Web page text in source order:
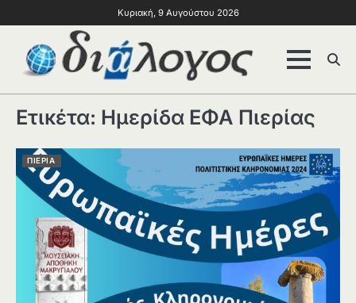
Κυριακή, 9 Αυγούστου 2026
Ετικέτα: Ημερίδα ΕΦΑ Πιερίας
ΠΙΕΡΙΑ